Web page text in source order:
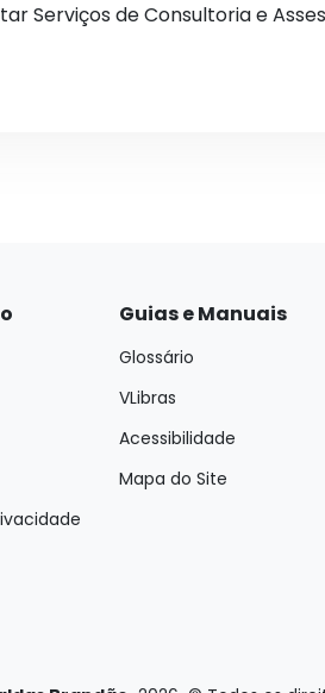
Serviços de Consultoria e
Guias e Manuais
Glossário
VLibras
Acessibilidade
Mapa do Site